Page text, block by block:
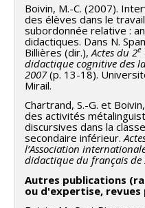
Boivin, M.-C. (2007).
des élèves dans le
subordonnée relative :
didactiques. Dans N.
Billières (dir.), Actes du 2e
didactique cognitive des
2007(p. 13-18).
Mirail.
Chartrand, S.-G. et
des activités
discursives dans la
secondaire inférieur.
l’Association
didactique du français de
Autres publications
ou d'expertise,